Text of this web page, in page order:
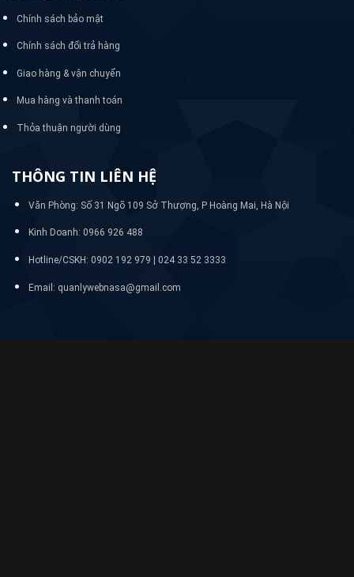
Chính sách bảo mật
Chính sách đổi trả hàng
Giao hàng & vận chuyển
Mua hàng và thanh toán
Thỏa thuận người dùng
THÔNG TIN LIÊN HỆ
Văn Phòng: Số 31 Ngõ 109 Sở Thượng, P Hoàng Mai, Hà Nội
Kinh Doanh: 0966 926 488
Hotline/CSKH: 0902 192 979 | 024 33 52 3333
Email: quanlywebnasa@gmail.com